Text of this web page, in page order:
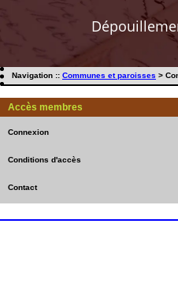
Navigation :: Communes et paroisses >
Accès membres
Connexion
Conditions d'accès
Contact